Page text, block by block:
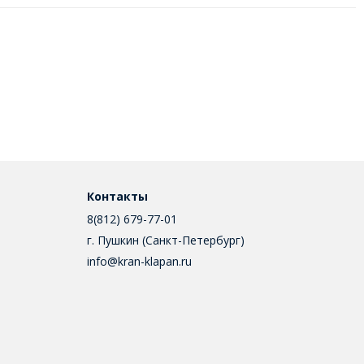
Контакты
8(812) 679-77-01
г. Пушкин (Санкт-Петербург)
info@kran-klapan.ru